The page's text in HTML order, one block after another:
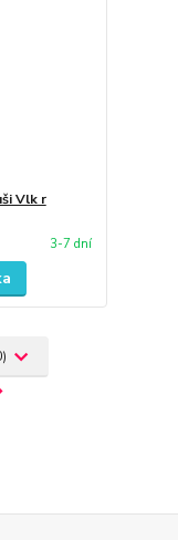
Vlk r
3-7 dní